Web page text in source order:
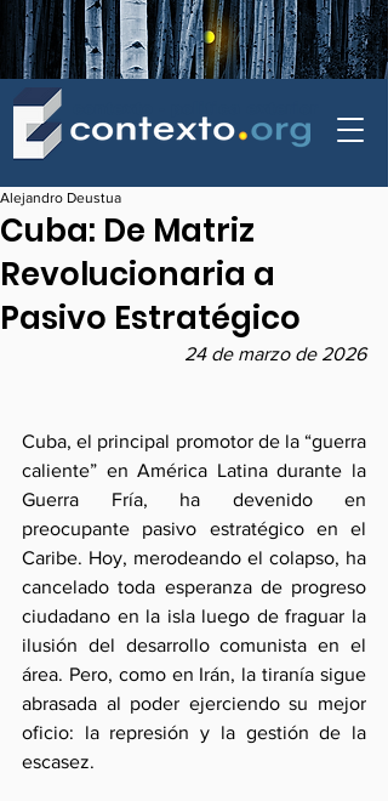
Cuba: De Matriz
Revolucionaria a
Pasivo Estratégico
Alejandro Deustua
24 de marzo de 2026
Cuba, el principal promotor de la “guerra
caliente” en América Latina durante la
Guerra Fría, ha devenido en
preocupante pasivo estratégico en el
Caribe. Hoy, merodeando el colapso, ha
cancelado toda esperanza de progreso
ciudadano en la isla luego de fraguar la
ilusión del desarrollo comunista en el
área. Pero, como en Irán, la tiranía sigue
abrasada al poder ejerciendo su mejor
oficio: la represión y la gestión de la
escasez.